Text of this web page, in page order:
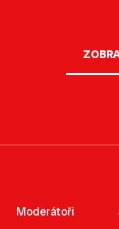
Moderátoři